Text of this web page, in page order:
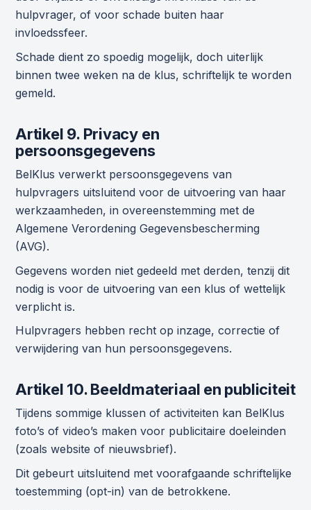
hulpvrager, of voor schade buiten haar
invloedssfeer.
Schade dient zo spoedig mogelijk, doch uiterlijk
binnen twee weken na de klus, schriftelijk te worden
gemeld.
Artikel 9. Privacy en
persoonsgegevens
BelKlus verwerkt persoonsgegevens van
hulpvragers uitsluitend voor de uitvoering van haar
werkzaamheden, in overeenstemming met de
Algemene Verordening Gegevensbescherming
(AVG).
Gegevens worden niet gedeeld met derden, tenzij dit
nodig is voor de uitvoering van een klus of wettelijk
verplicht is.
Hulpvragers hebben recht op inzage, correctie of
verwijdering van hun persoonsgegevens.
Artikel 10. Beeldmateriaal en publiciteit
Tijdens sommige klussen of activiteiten kan BelKlus
foto’s of video’s maken voor publicitaire doeleinden
(zoals website of nieuwsbrief).
Dit gebeurt uitsluitend met voorafgaande schriftelijke
toestemming (opt-in) van de betrokkene.